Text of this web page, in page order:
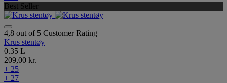
Best Seller
4,8 out of 5 Customer Rating
Krus stentøy
0.35 L
209,00 kr.
+ 25
+ 27